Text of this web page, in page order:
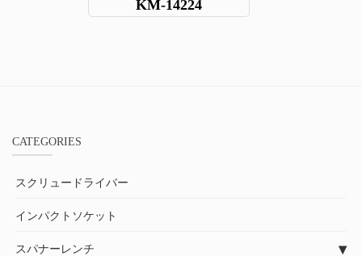
KM-14224
CATEGORIES
スクリュードライバー
インパクトソケット
スパナーレンチ